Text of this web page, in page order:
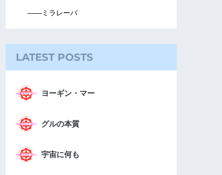
――ミラレーパ
LATEST POSTS
ヨーギン・マー
グルの本質
宇宙に何も